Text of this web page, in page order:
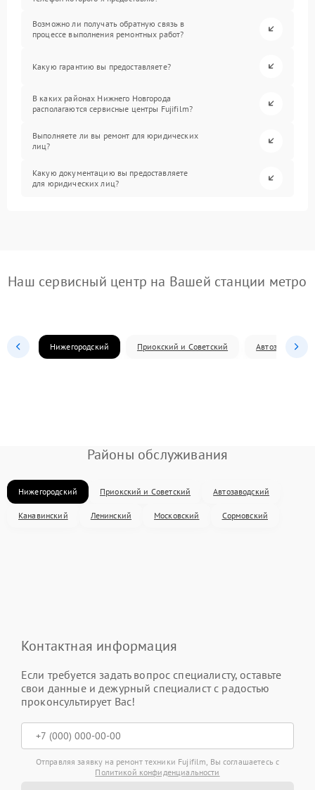
Возможно ли получать обратную связь в
процессе выполнения ремонтных работ?
Какую гарантию вы предоставляете?
В каких районах Нижнего Новгорода
располагаются сервисные центры Fujifilm?
Выполняете ли вы ремонт для юридических
лиц?
Какую документацию вы предоставляете
для юридических лиц?
Наш сервисный центр на Вашей станции метро
Нижегородский Приокский и Советский Автозаводский
Районы обслуживания
Нижегородский Приокский и Советский Автозаводский
Канавинский Ленинский Московский Сормовский
Контактная информация
Если требуется задать вопрос специалисту, оставьте
свои данные и дежурный специалист с радостью
проконсультирует Вас!
Отправляя заявку на ремонт техники Fujifilm, Вы соглашаетесь с
Политикой конфиденциальности